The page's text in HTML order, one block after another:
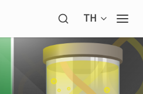
Open
TH